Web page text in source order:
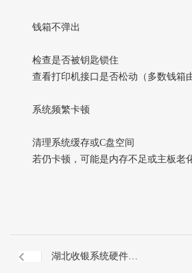
钱箱不弹出‌
检查是否被钥匙锁住
查看打印机接口是否松动（多数钱箱
系统频繁卡顿‌
清理系统缓存或C盘空间
若仍卡顿，可能是内存不足或主板老
湖北收银系统硬件如